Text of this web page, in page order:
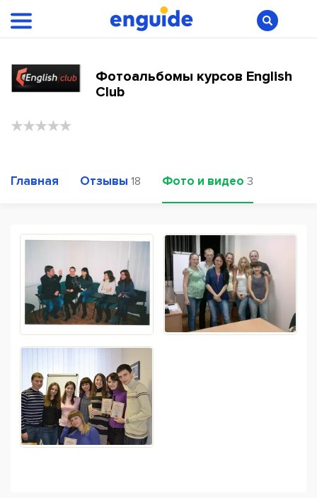
Фотоальбомы курсов English
Club
Главная Отзывы 18 Фото и видео 3